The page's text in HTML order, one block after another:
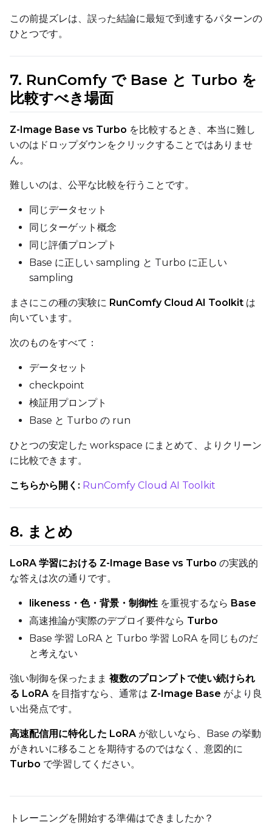
Width
Height
Seed
LoRA Scale
Height
Seed
LoRA Scale
この前提ズレは、誤った結論に最短で到達するパターンの
ひとつです。
7. RunComfy で Base と Turbo を
比較すべき場面
Z-Image Base vs Turbo を比較するとき、本当に難し
いのはドロップダウンをクリックすることではありませ
ん。
難しいのは、公平な比較を行うことです。
同じデータセット
同じターゲット概念
同じ評価プロンプト
Base に正しい sampling と Turbo に正しい
sampling
まさにこの種の実験に RunComfy Cloud AI Toolkit は
向いています。
次のものをすべて：
データセット
checkpoint
検証用プロンプト
Base と Turbo の run
ひとつの安定した workspace にまとめて、よりクリーン
に比較できます。
こちらから開く: RunComfy Cloud AI Toolkit
8. まとめ
LoRA 学習における Z-Image Base vs Turbo の実践的
な答えは次の通りです。
likeness・色・背景・制御性 を重視するなら Base
高速推論が実際のデプロイ要件なら Turbo
Base 学習 LoRA と Turbo 学習 LoRA を同じものだ
と考えない
強い制御を保ったまま 複数のプロンプトで使い続けられ
る LoRA を目指すなら、通常は Z-Image Base がより良
い出発点です。
高速配信用に特化した LoRA が欲しいなら、Base の挙動
がきれいに移ることを期待するのではなく、意図的に
Turbo で学習してください。
トレーニングを開始する準備はできましたか？